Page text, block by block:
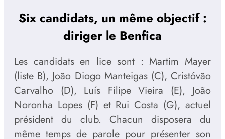
Six candidats, un même objectif :
diriger le Benfica
Les candidats en lice sont : Martim Mayer
(liste B), João Diogo Manteigas (C), Cristóvão
Carvalho (D), Luís Filipe Vieira (E), João
Noronha Lopes (F) et Rui Costa (G), actuel
président du club. Chacun disposera du
même temps de parole pour présenter son